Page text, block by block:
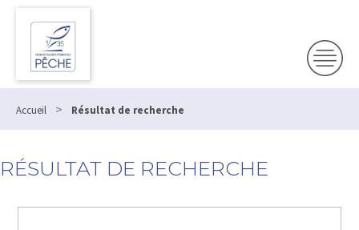
Accueil > Résultat de recherche
RÉSULTAT DE RECHERCHE